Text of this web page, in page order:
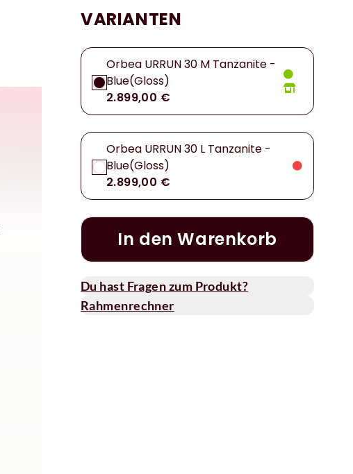
VARIANTEN
Orbea URRUN 30 M Tanzanite -
Blue(Gloss)
2.899,00 €
Orbea URRUN 30 L Tanzanite -
Blue(Gloss)
2.899,00 €
In den Warenkorb
Du hast Fragen zum Produkt?
Rahmenrechner